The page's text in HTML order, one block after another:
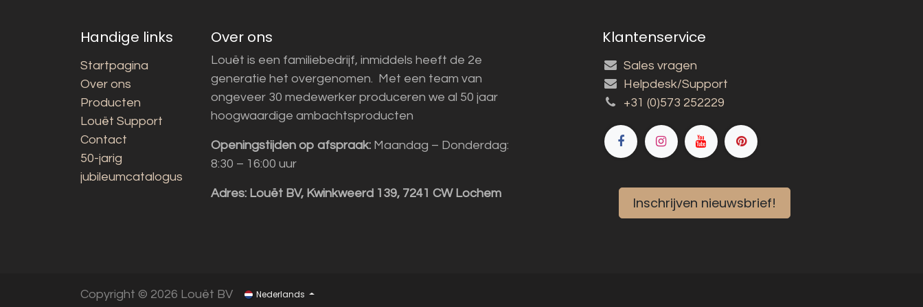
Handige links
Startpagina
Over ons
Producten
Louët Support
Contact
50-jarig
jubileumcatalogus
Over ons
Louët is een familiebedrijf, inmiddels heeft de 2e
generatie het overgenomen. Met een team van
ongeveer 30 medewerker produceren we al 50 jaar
hoogwaardige ambachtsproducten
Openingstijden op afspraak: Maandag – Donderdag:
8:30 – 16:00 uur
Adres: Louët BV, Kwinkweerd 139, 7241 CW Lochem
Klantenservice
Sales vragen
Helpdesk/Support
+31 (0)573 252229
Inschrijven nieuwsbrief!
Copyright © 2026 Louët BV Nederlands